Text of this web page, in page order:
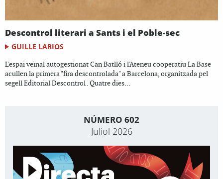
Descontrol literari a Sants i el Poble-sec
GUILLE LARIOS
L'espai veïnal autogestionat Can Batlló i l'Ateneu cooperatiu La Base
acullen la primera "fira descontrolada" a Barcelona, organitzada pel
segell Editorial Descontrol . Quatre dies...
NÚMERO 602
Juliol 2026